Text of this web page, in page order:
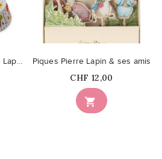
36 Caissettes à Cupcakes Lapins

Piques Pierre Lapin & ses amis
Prix
CHF 12,00